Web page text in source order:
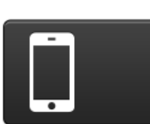
Enviadas - Jorge